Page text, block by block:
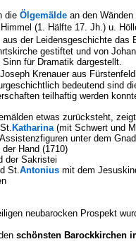
die Ölgemälde an den
(1. Hälfte 17. Jh.) u.
der Leidensgeschichte das
gestiftet und von
für Dramatik dargestellt.
Krenauer aus
bedeutend sind
teilhaftig werden
etwas zurücksteht,
Katharina(mit Schwert und
unter dem
Hand (1710)
der Sakristei
St.Antonius mit dem
neubarocken Prospekt
schönsten Barockkirchen